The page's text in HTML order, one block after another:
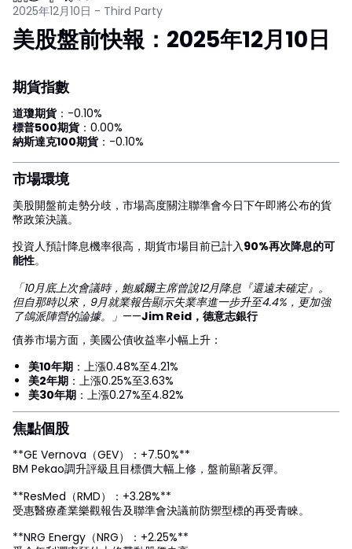
2025年12月10日 - Third Party
美股盤前快報：2025年12月10日
期貨指數
道瓊期貨：-0.10%
標普500期貨：0.00%
納斯達克100期貨：-0.10%
市場環境
美股開盤前走勢分歧，市場高度關注聯準會今日下午即將公布的貨
幣政策決議。
投資人預計降息機率很高，期貨市場目前已計入90%再次降息的可
能性。
「10月底上次會議時，鮑威爾主席曾說12月降息『還遠未確定』。
但自那時以來，9月就業報告顯示失業率進一步升至4.4%，更加強
了鴿派陣營的論據。」 ——Jim Reid，德意志銀行
債券市場方面，美國公債收益率小幅上升：
美10年期 ：上漲0.48%至4.21%
美2年期 ：上漲0.25%至3.63%
美30年期 ：上漲0.27%至4.82%
焦點個股
**GE Vernova（GEV）：+7.50%**
BM Pekao調升評級且目標價大幅上修，盤前顯著反彈。
**ResMed（RMD）：+3.28%**
受惠醫療產業樂觀報告及聯準會決議前防禦型標的再受青睞。
**NRG Energy（NRG）：+2.25%**